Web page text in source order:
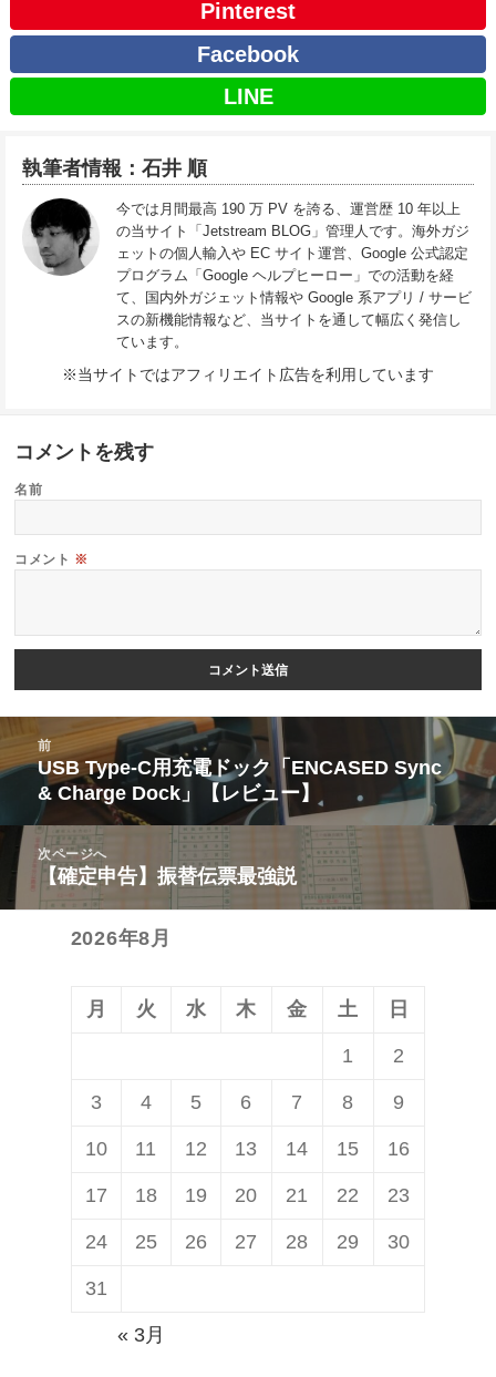
Pinterest
Facebook
LINE
執筆者情報：石井 順
今では月間最高 190 万 PV を誇る、運営歴 10 年以上
の当サイト「Jetstream BLOG」管理人です。海外ガジ
ェットの個人輸入や EC サイト運営、Google 公式認定
プログラム「Google ヘルプヒーロー」での活動を経
て、国内外ガジェット情報や Google 系アプリ / サービ
スの新機能情報など、当サイトを通して幅広く発信し
ています。
※当サイトではアフィリエイト広告を利用しています
コメントを残す
名前
コメント ※
投
稿
ビ
ゲ
ー
前
前
の
投
稿:
USB Type-C用充電ドック「ENCASED Sync
& Charge Dock」【レビュー】
次ページへ
次
の
【確定申告】振替伝票最強説
2026年8月
月 火 水 木 金 土 日
1 2
3 4 5 6 7 8 9
10 11 12 13 14 15 16
17 18 19 20 21 22 23
24 25 26 27 28 29 30
31
« 3月